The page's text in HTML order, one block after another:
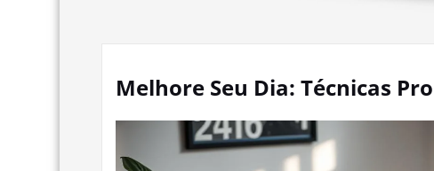
Melhore Seu Dia: Técnicas